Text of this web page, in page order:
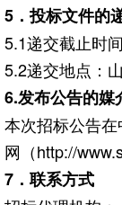
5 ．投标文件的
5.1递交截止时
5.2递交地点：
6.发布公告的媒
本次招标公告
网（http://
7 ．联系方式